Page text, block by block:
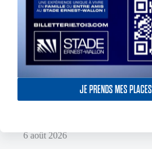
JE PRENDS MES PLACES
6 août 2026